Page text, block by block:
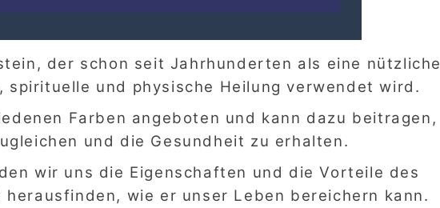
der schon seit Jahrhunderten als eine nützliche
spirituelle und physische Heilung verwendet wird.
Farben angeboten und kann dazu beitragen,
und die Gesundheit zu erhalten.
wir uns die Eigenschaften und die Vorteile des
herausfinden, wie er unser Leben bereichern kann.